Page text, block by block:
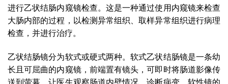
进行乙状结肠内窥镜检查。这是一种通过使用内窥镜来检查
大肠内部的过程，以检测异常组织、取样异常组织进行病理
检查，并进行治疗。
乙状结肠镜分为软式或硬式两种。软式乙状结肠镜是一条幼
长且可屈曲的内窥镜，前端置有镜头，可即时将肠道影像传
送到萤幕，让医生观察肠道内壁情况，诊断病变。软性镜的